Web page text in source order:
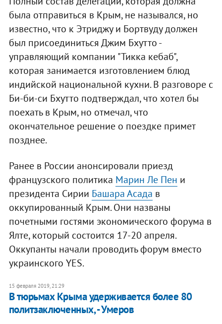
была отправиться в Крым, не назывался, но
известно, что к Этриджу и Бортвуду должен
был присоединиться Джим Бхутто -
управляющий компании "Тикка кебаб",
которая занимается изготовлением блюд
индийской национальной кухни. В разговоре с
Би-би-си Бхутто подтверждал, что хотел бы
поехать в Крым, но отмечал, что
окончательное решение о поездке примет
позднее.
Ранее в России анонсировали приезд
французского политика Марин Ле Пен и
президента Сирии Башара Асада в
оккупированный Крым. Они названы
почетными гостями экономического форума в
Ялте, который состоится 17-20 апреля.
Оккупанты начали проводить форум вместо
украинского YES.
15 февраля 2019, 21:29
В тюрьмах Крыма удерживается более 80
политзаключенных, - Умеров